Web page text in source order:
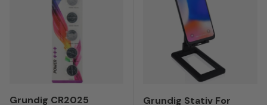
Grundig CR2025
Grundig Stativ For